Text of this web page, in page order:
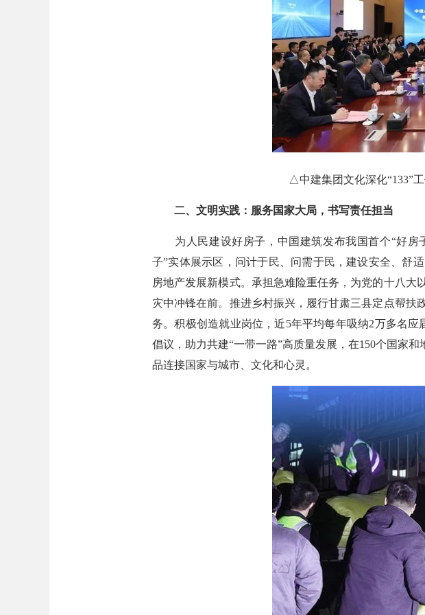
△中建集团文化深化“133”工
二、文明实践：服务国家大局，书写责任担当
为人民建设好房子，中国建筑发布我国首个“好房
子”实体展示区，问计于民、问需于民，建设安全、舒
房地产发展新模式。承担急难险重任务，为党的十八
灾中冲锋在前。推进乡村振兴，履行甘肃三县定点帮
务。积极创造就业岗位，近5年平均每年吸纳2万多名
倡议，助力共建“一带一路”高质量发展，在150个国家
品连接国家与城市、文化和心灵。